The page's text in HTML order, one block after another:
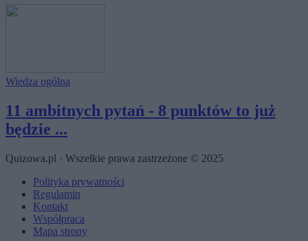
Wiedza ogólna
11 ambitnych pytań - 8 punktów to już
będzie ...
Quizowa.pl · Wszelkie prawa zastrzeżone © 2025
Polityka prywatności
Regulamin
Kontakt
Współpraca
Mapa strony